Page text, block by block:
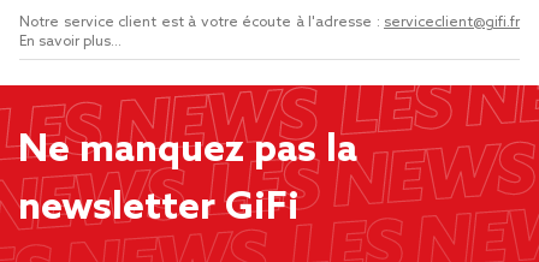
Notre service client est à votre écoute à l'adresse : serviceclient@gifi.fr
En savoir plus...
Ne manquez pas la
newsletter GiFi